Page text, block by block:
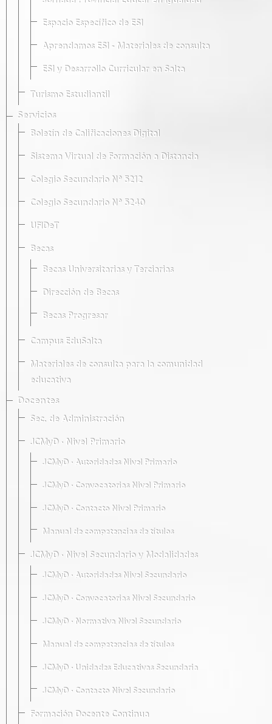
Espacio Específico de ESI
Aprendamos ESI - Materiales de consulta
ESI y Desarrollo Curricular en Salta
Turismo Estudiantil
Servicios
Boletín de Calificaciones Digital
Sistema Virtual de Formación a Distancia
Colegio Secundario Nº 5212
Colegio Secundario Nº 5240
UFIDeT
Becas
Becas Universitarias y Terciarias
Dirección de Becas
Becas Progresar
Campus EduSalta
Materiales de consulta para la comunidad
educativa
Docentes
Sec. de Administración
JCMyD · Nivel Primario
JCMyD · Autoridades Nivel Primario
JCMyD · Convocatorias Nivel Primario
JCMyD · Contacto Nivel Primario
Manual de competencias de títulos
JCMyD · Nivel Secundario y Modalidades
JCMyD · Autoridades Nivel Secundario
JCMyD · Convocatorias Nivel Secundario
JCMyD · Normativa Nivel Secundario
Manual de competencias de títulos
JCMyD · Unidades Educativas Secundaria
JCMyD · Contacto Nivel Secundario
Formación Docente Continua